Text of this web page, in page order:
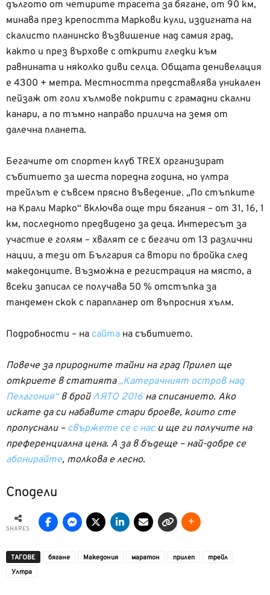
дългото от четирите трасета за бягане, от 90 км,
минава през крепостта Маркови кули, издигната на
скалисто планинско възвишение над самия град,
както и през върхове с открити гледки към
равнината и няколко диви селца. Общата денивелация
е 4300 + метра. Местността представлява уникален
пейзаж от голи хълмове покрити с грамадни скални
канари, а по тъмно направо прилича на земя от
далечна планета.
Бегачите от спортен клуб TREX организират
събитието за шеста поредна година, но ултра
трейлът е съвсем прясно въведение. „По стъпките
на Крали Марко“ включва още три бягания – от 31, 16, 1
км, последното предвидено за деца. Интересът за
участие е голям – хвалят се с бегачи от 13 различни
нации, а тези от България са втори по бройка след
македонците. Възможна е регистрация на място, а
всеки записал се получава 50 % отстъпка за
тандемен скок с парапланер от въпросния хълм.
Подробности – на сайта на събитието.
Повече за природните тайни на град Прилеп ще
откриете в статията „Катерачният остров над
Пелагония“ в бройЛЯТО 2016 на списанието. Ако
искате да си набавите стари броеве, които сте
пропуснали – свържете се с наси ще ги получите на
преференциална цена. А за в бъдеще – най-добре се
абонирайте, толкова е лесно.
Сподели
SHARES
ТАГОВЕ бягане Македония маратон прилеп
трейл
Ултра